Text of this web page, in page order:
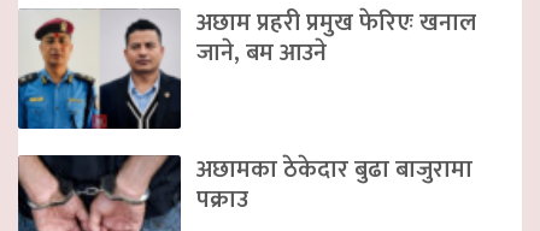
अछाम प्रहरी प्रमुख फेरिएः खनाल
जाने, बम आउने
अछामका ठेकेदार बुढा बाजुरामा
पक्राउ